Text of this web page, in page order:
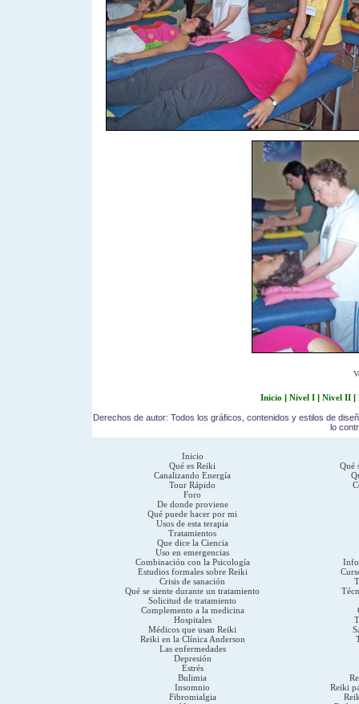
Inicio | Nivel I | Nivel II |
Derechos de autor: Todos los gráficos, contenidos y estilos de
lo
Inicio
Qué es Reiki
Qué
Canalizando Energía
Tour Rápido
Foro
De donde proviene
Qué puede hacer por mi
Usos de esta terapia
Tratamientos
Que dice la Ciencia
Uso en emergencias
Combinación con la Psicología
Estudios formales sobre Reiki
Crisis de sanación
Qué se siente durante un tratamiento
Solicitud de tratamiento
Complemento a la medicina
Hospitales
Médicos que usan Reiki
Reiki en la Clínica Anderson
Las enfermedades
Depresión
Estrés
Bulimia
Insomnio
Reiki
Fibromialgia